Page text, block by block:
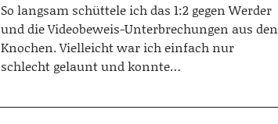
So langsam schüttele ich das 1:2 gegen Werder
und die Videobeweis-Unterbrechungen aus den
Knochen. Vielleicht war ich einfach nur
schlecht gelaunt und konnte…